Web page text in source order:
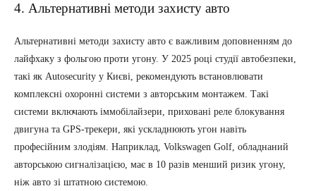
4. Альтернативні методи захисту авто
Альтернативні методи захисту авто є важливим доповненням до
лайфхаку з фольгою проти угону. У 2025 році студії автобезпеки,
такі як Autosecurity у Києві, рекомендують встановлювати
комплексні охоронні системи з авторським монтажем. Такі
системи включають іммобілайзери, приховані реле блокування
двигуна та GPS-трекери, які ускладнюють угон навіть
професійним злодіям. Наприклад, Volkswagen Golf, обладнаний
авторською сигналізацією, має в 10 разів менший ризик угону,
ніж авто зі штатною системою.